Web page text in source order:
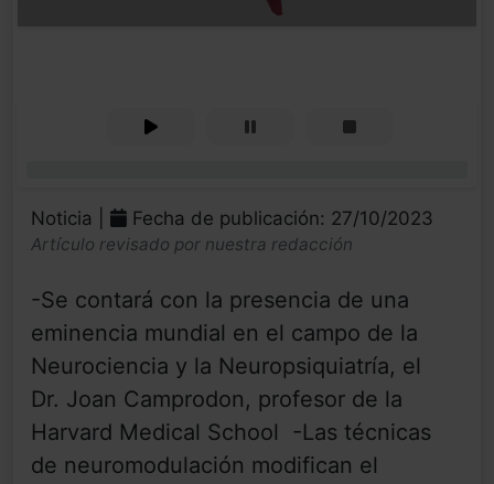
Noticia | Fecha de publicación: 27/10/2023
Artículo revisado por nuestra redacción
-Se contará con la presencia de una
eminencia mundial en el campo de la
Neurociencia y la Neuropsiquiatría, el
Dr. Joan Camprodon, profesor de la
Harvard Medical School -Las técnicas
de neuromodulación modifican el